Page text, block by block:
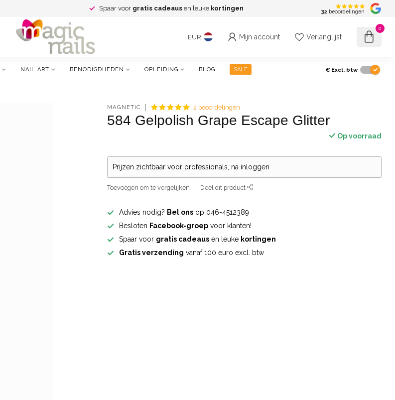
Spaar voor gratis cadeaus en leuke kortingen 32 beoordelingen
EUR Mijn account Verlanglijst
0
NAIL ART BENODIGDHEDEN OPLEIDING BLOG SALE € Excl. btw
MAGNETIC 2 beoordelingen
584 Gelpolish Grape Escape Glitter
Op voorraad
Prijzen zichtbaar voor professionals, na inloggen
Toevoegen om te vergelijken Deel dit product
Advies nodig? Bel ons op 046-4512389
Besloten Facebook-groep voor klanten!
Spaar voor gratis cadeaus en leuke kortingen
Gratis verzending vanaf 100 euro excl. btw